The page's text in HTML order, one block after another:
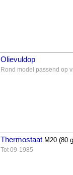
Olievuldop
Rond model passend op
Thermostaat M20 (80
Tot 09-1985